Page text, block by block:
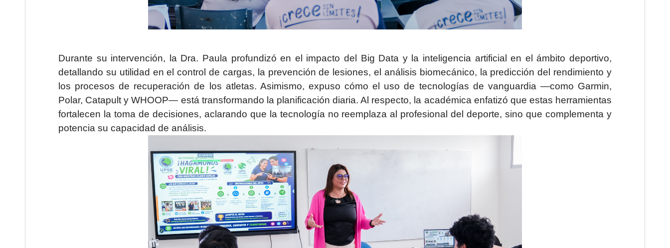
Durante su intervención, la Dra. Paula profundizó en el impacto del Big Data y la inteligencia artificial en el ámbito deportivo,
detallando su utilidad en el control de cargas, la prevención de lesiones, el análisis biomecánico, la predicción del rendimiento y
los procesos de recuperación de los atletas. Asimismo, expuso cómo el uso de tecnologías de vanguardia —como Garmin,
Polar, Catapult y WHOOP— está transformando la planificación diaria. Al respecto, la académica enfatizó que estas herramientas
fortalecen la toma de decisiones, aclarando que la tecnología no reemplaza al profesional del deporte, sino que complementa y
potencia su capacidad de análisis.